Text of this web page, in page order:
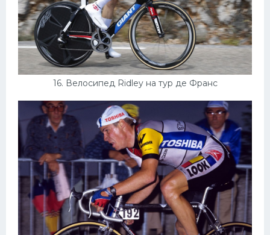
16. Велосипед Ridley на тур де Франс